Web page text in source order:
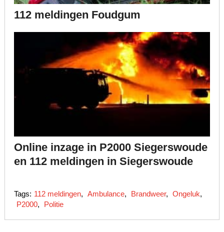
112 meldingen Foudgum
Online inzage in P2000 Siegerswoude
en 112 meldingen in Siegerswoude
Tags: 112 meldingen, Ambulance, Brandweer, Ongeluk,
P2000, Politie